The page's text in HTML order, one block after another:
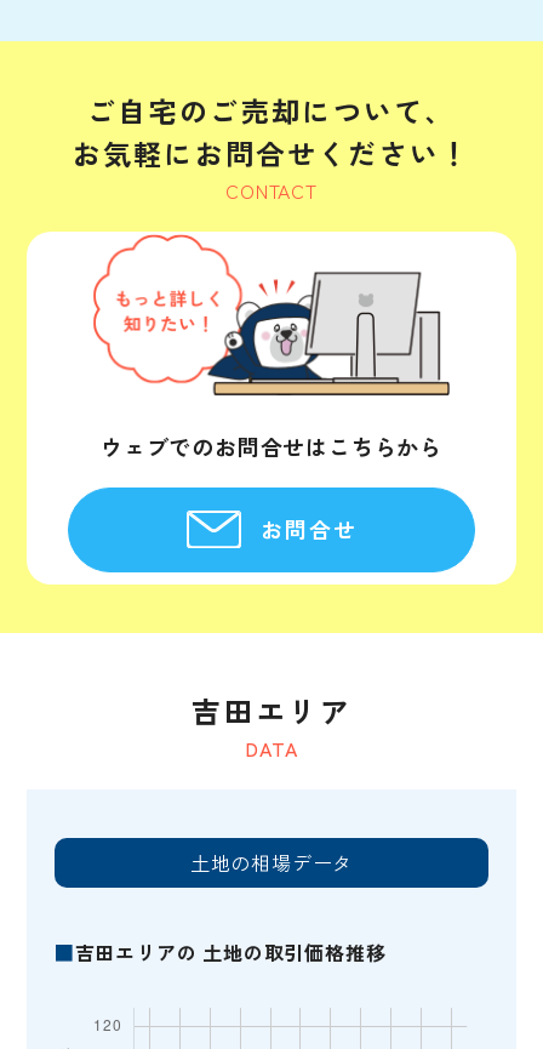
ご自宅のご売却について、
お気軽にお問合せください！
CONTACT
ウェブでのお問合せはこちらから
お問合せ
DATA
吉田エリア
土地の相場データ
■吉田エリアの 土地の取引価格推移